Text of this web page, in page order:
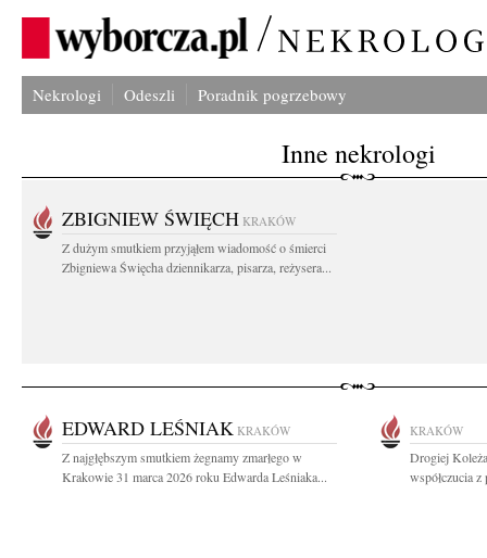
Nekrologi Odeszli Poradnik pogrzebowy
Inne nekrologi
ZBIGNIEW ŚWIĘCH KRAKÓW
Z dużym smutkiem przyjąłem wiadomość o śmierci
Zbigniewa Święcha dziennikarza, pisarza, reżysera...
EDWARD LEŚNIAK KRAKÓW
Z najgłębszym smutkiem żegnamy zmarłego w
Krakowie 31 marca 2026 roku Edwarda Leśniaka...
KRAKÓW
Drogiej
współczucia